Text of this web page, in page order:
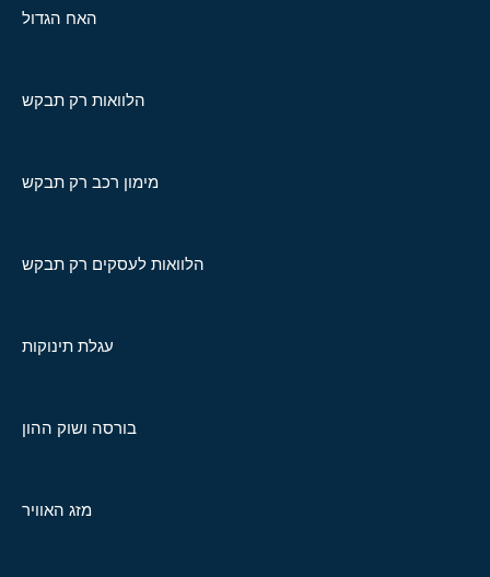
האח הגדול
הלוואות רק תבקש
מימון רכב רק תבקש
הלוואות לעסקים רק תבקש
עגלת תינוקות
בורסה ושוק ההון
מזג האוויר